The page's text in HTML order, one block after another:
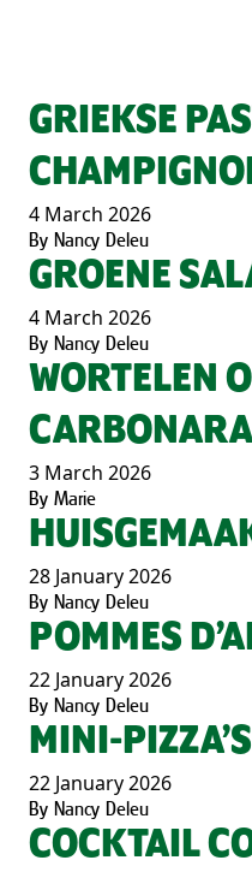
GRIEKSE
4 March 2026
By Nancy Deleu
GROENE
4 March 2026
By Nancy Deleu
WORTELEN
3 March 2026
By Marie
28 January 2026
By Nancy Deleu
POMMES
22 January 2026
By Nancy Deleu
MINI-
22 January 2026
By Nancy Deleu
COCKTAIL